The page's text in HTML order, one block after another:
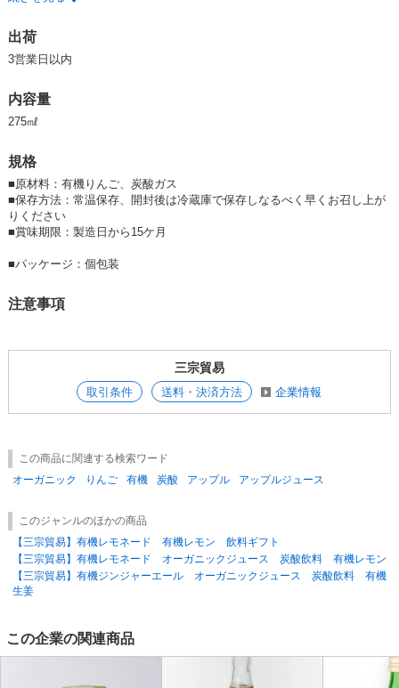
ーティでの乾杯や手土産にぴったり。
■有機りんごジュリエット(Juliet)とは？
培される、環境と健康に配慮した高品質なリンゴとして知られています。
食感と歯ごたえがよく、ジューシーで自然な甘味と適度な酸味のバランス
■パーティにもぴったり
美しい色味はパーティ飲料としても好評です。
ノンアルコールなのでお子様にも、ノンアルコール派の大人の方にも喜ん
で頂けます。
出荷
3営業日以内
内容量
275㎖
規格
■原材料：有機りんご、炭酸ガス
■保存方法：常温保存、開封後は冷蔵庫で保存しなるべく早くお召し上が
りください
■賞味期限：製造日から15ケ月
■パッケージ：個包装
注意事項
三宗貿易
取引条件 送料・決済方法 企業情報
この商品に関連する検索ワード
オーガニック
りんご 有機 炭酸 アップル アップルジュース
このジャンルのほかの商品
【三宗貿易】有機レモネード 有機レモン 飲料ギフト
【三宗貿易】有機レモネード オーガニックジュース 炭酸飲料 有機レモン
【三宗貿易】有機ジンジャーエール オーガニックジュース 炭酸飲料 有機
生姜
この企業の関連商品